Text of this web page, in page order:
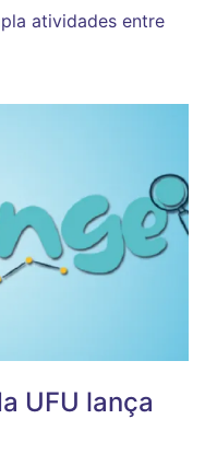
atividades entre
UFU lança